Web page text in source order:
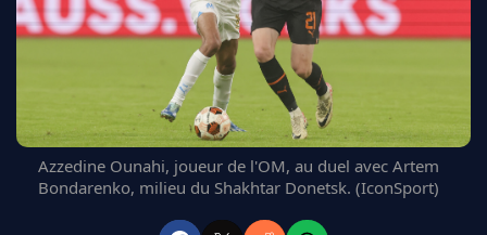
FC BARCELONE
BAYERN
L'AVIS DE LA RÉDAC'
Azzedine Ounahi, joueur de l'OM, au duel avec Artem
Bondarenko, milieu du Shakhtar Donetsk. (IconSport)